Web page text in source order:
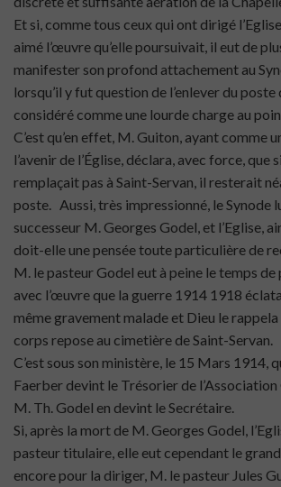
Et si, comme tous ceux qui ont dirigé
aimé l’œuvre qu’elle poursuivait, il eut de
manifester son profond attachement au
lorsqu’il y fut question de l’enlever du poste
considéré comme une lourde charge au
C’est qu’en effet, M. Guiton, ayant comme
l’avenir de l’Église, déclara, avec force, que
remplaçait pas à Saint-Servan, il resterait
poste. Aussi, très impressionné, le Synode
successeur M. Georges Godel, et l’Eglise,
doit-elle une pensée toute particulière de
M. le pasteur Godel eut à peine le temps
avec l’œuvre que la guerre 1914 1918
même gravement malade et Dieu le rappela
corps repose au cimetière de Saint-Servan.
C’est sous son ministère, le 15 Mars 1914,
Faerber devint le Trésorier de
M. Th. Godel en devint le Secrétaire.
Si, après la mort de M. Georges Godel,
pasteur titulaire, elle eut cependant le
encore pour la diriger, M. le pasteur Jules